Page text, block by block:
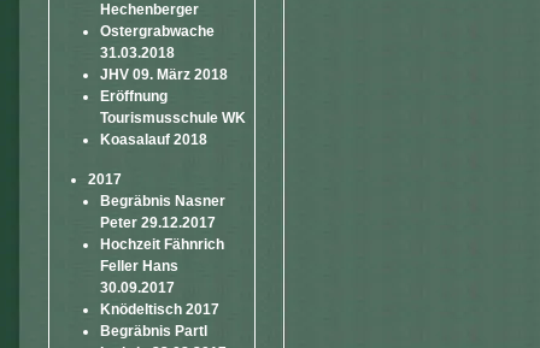
Hechenberger
Ostergrabwache
31.03.2018
JHV 09. März 2018
Eröffnung
Tourismusschule WK
Koasalauf 2018
2017
Begräbnis Nasner
Peter 29.12.2017
Hochzeit Fähnrich
Feller Hans
30.09.2017
Knödeltisch 2017
Begräbnis Partl